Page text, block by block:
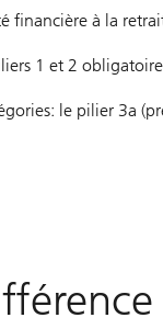
financière à la
1 et 2
le pilier 3a